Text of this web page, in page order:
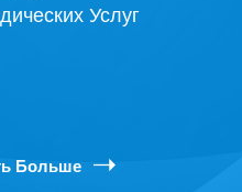
Услуг
Больше